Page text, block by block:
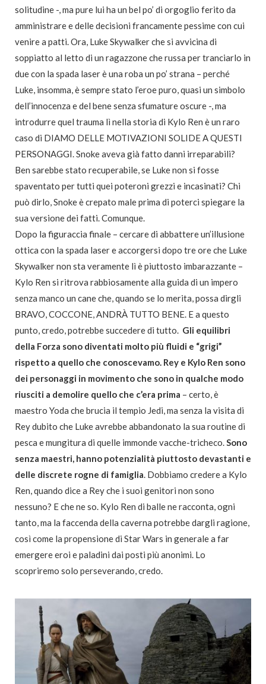
solitudine -, ma pure lui ha un bel po’ di orgoglio ferito da
amministrare e delle decisioni francamente pessime con cui
venire a patti. Ora, Luke Skywalker che si avvicina di
soppiatto al letto di un ragazzone che russa per tranciarlo in
due con la spada laser è una roba un po’ strana – perché
Luke, insomma, è sempre stato l’eroe puro, quasi un simbolo
dell’innocenza e del bene senza sfumature oscure -, ma
introdurre quel trauma lì nella storia di Kylo Ren è un raro
caso di DIAMO DELLE MOTIVAZIONI SOLIDE A QUESTI
PERSONAGGI. Snoke aveva già fatto danni irreparabili?
Ben sarebbe stato recuperabile, se Luke non si fosse
spaventato per tutti quei poteroni grezzi e incasinati? Chi
può dirlo, Snoke è crepato male prima di poterci spiegare la
sua versione dei fatti. Comunque.
Dopo la figuraccia finale – cercare di abbattere un’illusione
ottica con la spada laser e accorgersi dopo tre ore che Luke
Skywalker non sta veramente lì è piuttosto imbarazzante –
Kylo Ren si ritrova rabbiosamente alla guida di un impero
senza manco un cane che, quando se lo merita, possa dirgli
BRAVO, COCCONE, ANDRÀ TUTTO BENE. E a questo
punto, credo, potrebbe succedere di tutto. Gli equilibri
della Forza sono diventati molto più fluidi e “grigi”
rispetto a quello che conoscevamo. Rey e Kylo Ren sono
dei personaggi in movimento che sono in qualche modo
riusciti a demolire quello che c’era prima – certo, è
maestro Yoda che brucia il tempio Jedi, ma senza la visita di
Rey dubito che Luke avrebbe abbandonato la sua routine di
pesca e mungitura di quelle immonde vacche-tricheco.Sono
senza maestri, hanno potenzialità piuttosto devastanti e
delle discrete rogne di famiglia. Dobbiamo credere a Kylo
Ren, quando dice a Rey che i suoi genitori non sono
nessuno? E che ne so. Kylo Ren di balle ne racconta, ogni
tanto, ma la faccenda della caverna potrebbe dargli ragione,
così come la propensione di Star Wars in generale a far
emergere eroi e paladini dai posti più anonimi. Lo
scopriremo solo perseverando, credo.